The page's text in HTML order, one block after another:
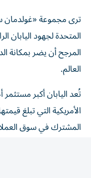
ترى مجموعة
المتحدة لجهود اليابان
المرجح أن يضر بمكانة
العالم.
تُعد اليابان أكبر
المشترك في سوق
الدعم الأمريكي للين -